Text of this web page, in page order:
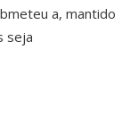
a, mantido
seja